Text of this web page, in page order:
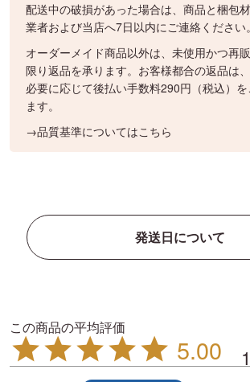
配送中の破損があった場合は、商品と梱包
業者および当店へ7日以内にご連絡ください。
オーダーメイド商品以外は、未使用かつ再
限り返品を承ります。お客様都合の返品は
必要に応じて後払い手数料290円（税込）
ます。
→品質基準についてはこちら
発送日について
5.00 1